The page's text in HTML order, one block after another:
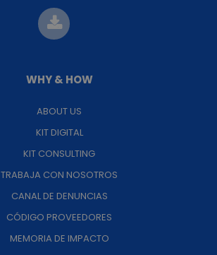
WHY & HOW
ABOUT US
KIT DIGITAL
KIT CONSULTING
TRABAJA CON NOSOTROS
CANAL DE DENUNCIAS
CÓDIGO PROVEEDORES
MEMORIA DE IMPACTO